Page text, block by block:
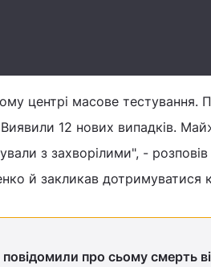
центрі масове тестування.
Виявили 12 нових випадків.
з захворілими", -
й закликав дотримуватися
про сьому смерть